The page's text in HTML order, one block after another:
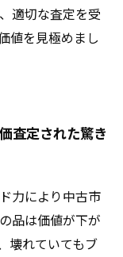
適切な査定を受
値を見極めまし
査定された驚き
力により中古市
品は価値が下が
壊れていてもブ